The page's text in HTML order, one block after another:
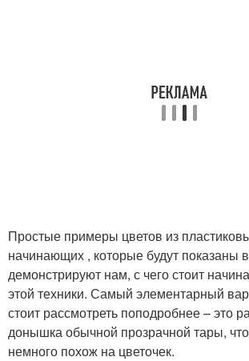
Простые примеры цветов из
начинающих , которые будут показаны
демонстрируют нам, с чего стоит
этой техники. Самый элементарный
стоит рассмотреть поподробнее – это
донышка обычной прозрачной тары,
немного похож на цветочек.